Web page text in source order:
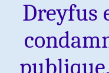
Dreyfus